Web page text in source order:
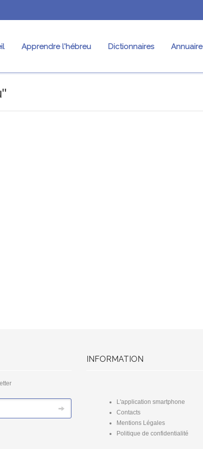
Apprendre l'hébreu Dictionnaires Annuaire
INFORMATION
L'application smartphone
Contacts
Mentions Légales
Politique de confidentialité